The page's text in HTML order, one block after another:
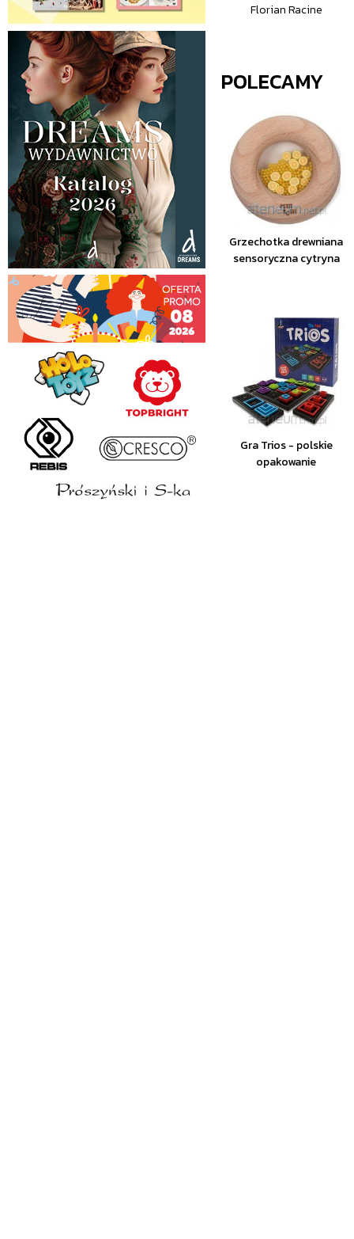
Florian Racine
POLECAMY
Grzechotka drewniana
sensoryczna cytryna
Gra Trios - polskie
opakowanie